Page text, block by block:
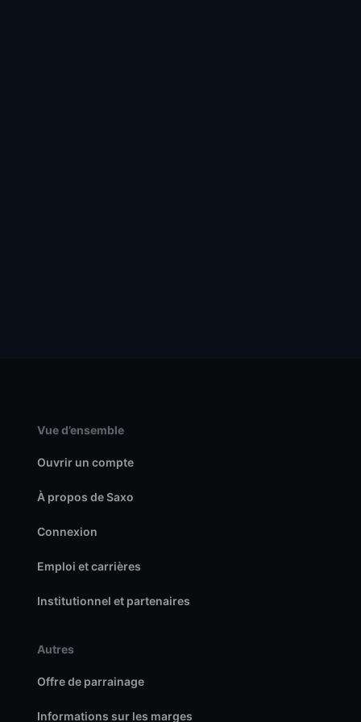
Vue d’ensemble
Ouvrir un compte
À propos de Saxo
Connexion
Emploi et carrières
Institutionnel et partenaires
Autres
Offre de parrainage
Informations sur les marges